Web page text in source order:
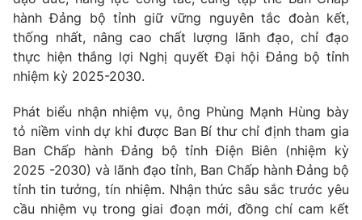
Theo dõi báo trên
Cơ quan chủ quản:Đài Truyền hình Việt Nam
Cơ quan báo chí:Thời báo VTV
Giấy phép hoạt động báo in và báo điện tử số 483/GP-BTTTT
cấp ngày 29/12/2023
Tổng Biên tập:Vũ Thanh Thủy
hành Đảng bộ tỉnh giữ vững nguyên tắc đoàn kết,
thống nhất, nâng cao chất lượng lãnh đạo, chỉ đạo
thực hiện thắng lợi Nghị quyết Đại hội Đảng bộ tỉnh
nhiệm kỳ 2025-2030.
Phát biểu nhận nhiệm vụ, ông Phùng Mạnh Hùng bày
tỏ niềm vinh dự khi được Ban Bí thư chỉ định tham gia
Ban Chấp hành Đảng bộ tỉnh Điện Biên (nhiệm kỳ
2025 -2030) và lãnh đạo tỉnh, Ban Chấp hành Đảng bộ
tỉnh tin tưởng, tín nhiệm. Nhận thức sâu sắc trước yêu
cầu nhiệm vụ trong giai đoạn mới, đồng chí cam kết